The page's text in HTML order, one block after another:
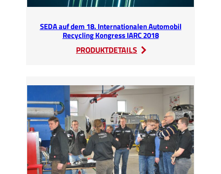
SEDA auf dem 18. Internationalen Automobil
Recycling Kongress IARC 2018
PRODUKTDETAILS
:
dem
18.
Internationalen
Automobil
Recycling
Kongress
IARC
2018